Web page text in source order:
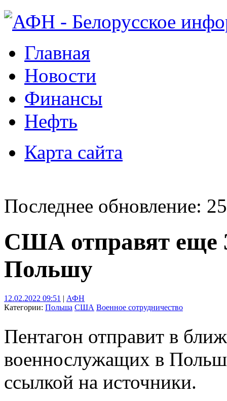
Главная
Новости
Финансы
Нефть
Карта сайта
Последнее обновление:
США отправят еще
Польшу
12.02.2022 09:51 | АФН
Категории: Польша США Военное сотрудничество
Пентагон отправит в
военнослужащих в
ссылкой на источники.